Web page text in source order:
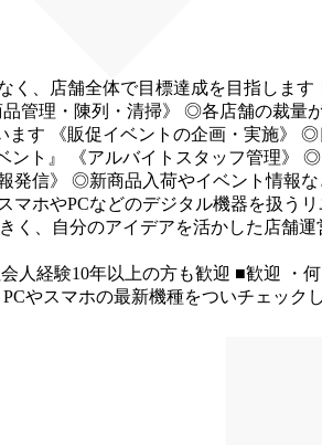
く、店舗全体で目標達成を目指します
品管理・陳列・清掃》 ◎各店舗の裁量
ます
《販促イベントの企画・実施》 ◎
ント』
《アルバイトスタッフ管理》 ◎
発信》 ◎新商品入荷やイベント情報
スマホやPCなどのデジタル機器を扱う
く、自分のアイデアを活かした店舗運
人経験10年以上の方も歓迎 ■歓迎 ・
PCやスマホの最新機種をついチェック